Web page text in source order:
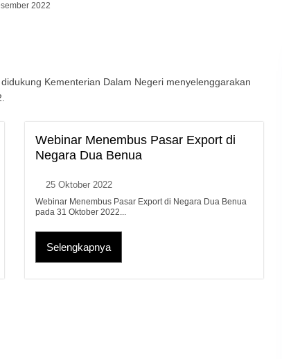
2022
Kementerian Dalam Negeri menyelenggarakan
Webinar Menembus Pasar Export di
Negara Dua Benua
25 Oktober 2022
Webinar Menembus Pasar Export di Negara Dua Benua
pada 31 Oktober 2022...
Selengkapnya